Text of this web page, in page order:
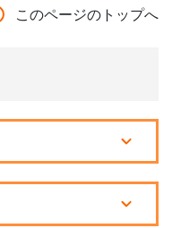
このページのトップへ